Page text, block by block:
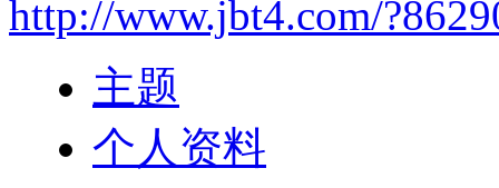
http://www.jbt4.com/
主题
个人资料